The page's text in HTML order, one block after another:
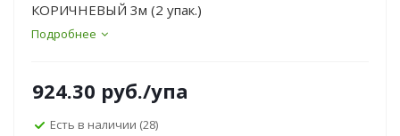
КОРИЧНЕВЫЙ 3м (2 упак.)
Подробнее
924.30 руб./упа
Есть в наличии (28)